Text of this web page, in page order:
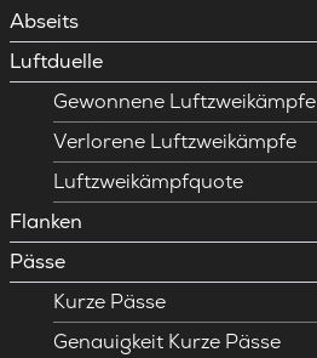
Abseits
Luftduelle
Gewonnene Luftzweikämpfe
Verlorene Luftzweikämpfe
Luftzweikämpfquote
Flanken
Pässe
Kurze Pässe
Genauigkeit Kurze Pässe